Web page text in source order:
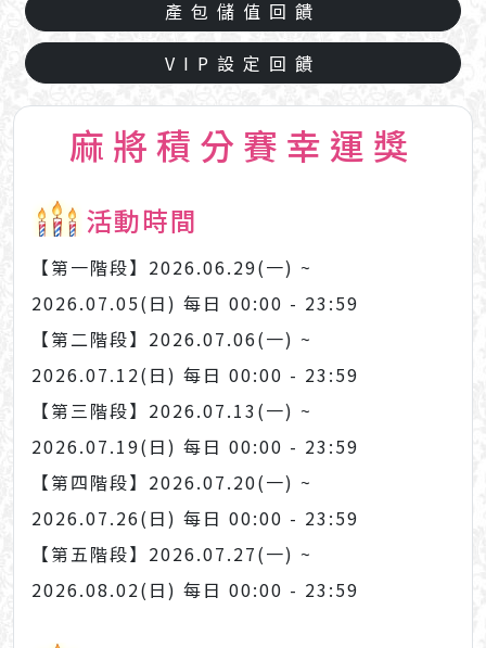
產包儲值回饋
VIP設定回饋
麻將積分賽幸運獎
活動時間
【第一階段】2026.06.29(一) ~
2026.07.05(日) 每日 00:00 - 23:59
【第二階段】2026.07.06(一) ~
2026.07.12(日) 每日 00:00 - 23:59
【第三階段】2026.07.13(一) ~
2026.07.19(日) 每日 00:00 - 23:59
【第四階段】2026.07.20(一) ~
2026.07.26(日) 每日 00:00 - 23:59
【第五階段】2026.07.27(一) ~
2026.08.02(日) 每日 00:00 - 23:59